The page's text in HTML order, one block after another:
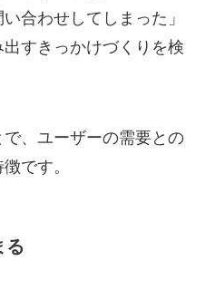
合わせしてしまった」
すきっかけづくりを検
、ユーザーの需要との
です。
る